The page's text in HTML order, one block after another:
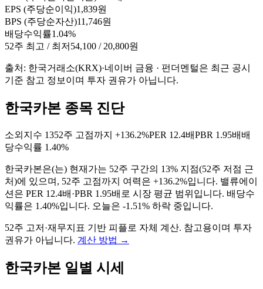
EPS (주당순이익)1,839원
BPS (주당순자산)11,746원
배당수익률1.04%
52주 최고 / 최저 54,100 / 20,800원
출처: 한국거래소(KRX)·네이버 금융 · 펀더멘털은 최근 공시
기준 참고 정보이며 투자 권유가 아닙니다.
한국카본 종목 진단
소외지수 1352주 고점까지 +136.2%PER 12.4배PBR 1.95배 배
당수익률 1.40%
한국카본은(는) 현재가는 52주 구간의 13% 지점(52주 저점 근
처)에 있으며, 52주 고점까지 여력은 +136.2%입니다. 밸류에이
션은 PER 12.4배·PBR 1.95배로 시장 평균 범위입니다. 배당수
익률은 1.40%입니다. 오늘은 -1.51% 하락 중입니다.
52주 고저·재무지표 기반 피플로 자체 계산. 참고용이며 투자
권유가 아닙니다. 계산 방법 →
한국카본 일별 시세